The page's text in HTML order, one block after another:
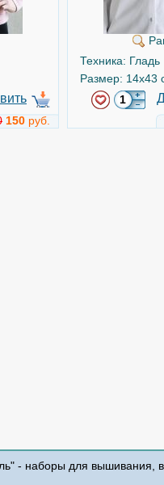
150 руб.
Техника: Гладь
Размер: 14x43
- наборы для вышивания,